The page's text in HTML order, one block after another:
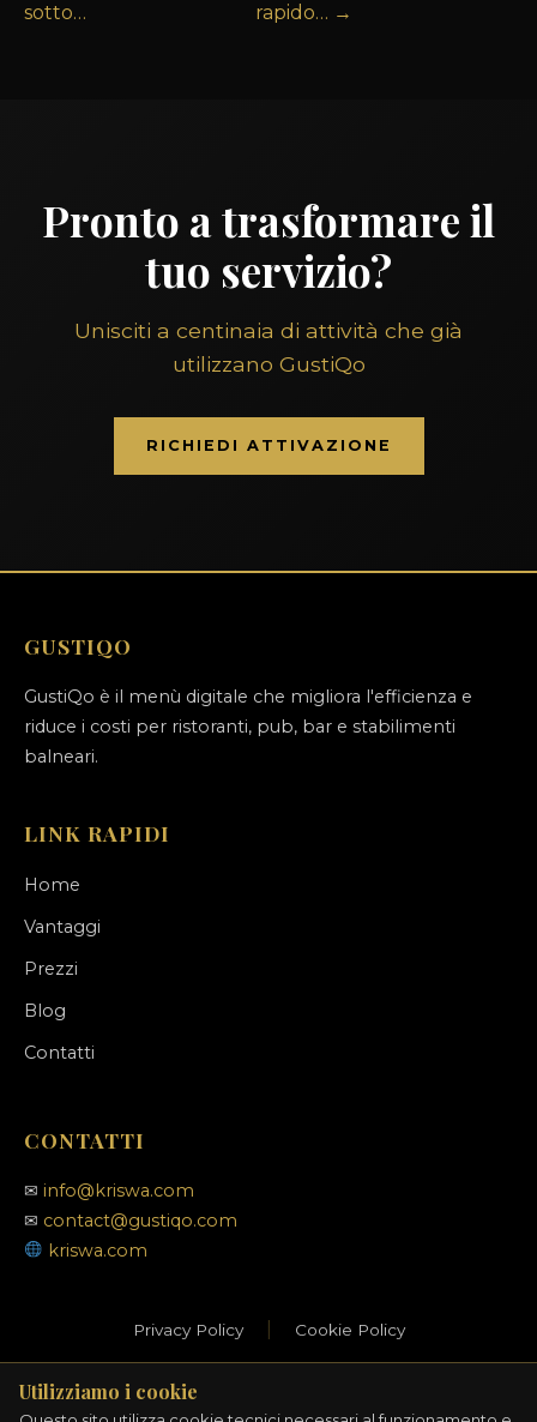
sotto…
rapido… →
Pronto a trasformare il
tuo servizio?
Unisciti a centinaia di attività che già
utilizzano GustiQo
RICHIEDI ATTIVAZIONE
GUSTIQO
GustiQo è il menù digitale che migliora l'efficienza e
riduce i costi per ristoranti, pub, bar e stabilimenti
balneari.
LINK RAPIDI
Home
Vantaggi
Prezzi
Blog
Contatti
CONTATTI
✉ info@kriswa.com
✉ contact@gustiqo.com
kriswa.com
Privacy Policy Cookie Policy
Utilizziamo i cookie